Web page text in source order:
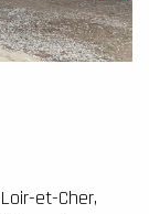
et-Cher,